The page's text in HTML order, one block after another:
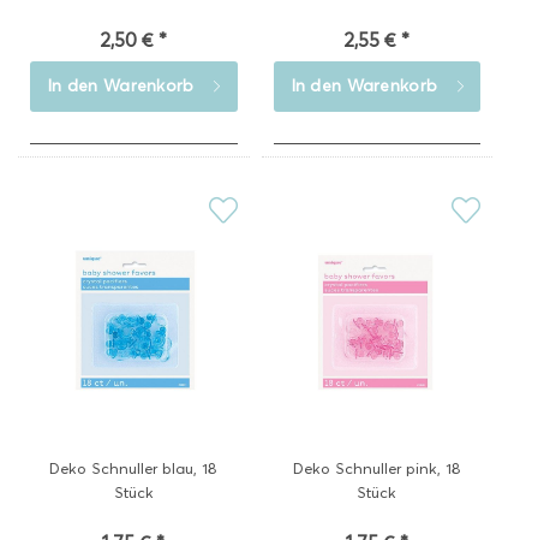
2,50 € *
In den Warenkorb
2,55 € *
In den Warenkorb
Deko Schnuller blau, 18
Stück
Deko Schnuller pink, 18
Stück